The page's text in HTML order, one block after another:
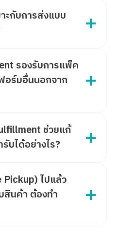
ะกับการส่งแบบ
รองรับการแพ็ค
ร์มอื่นนอกจาก
ช่วยแก้
บได้อย่างไร?
ไปแล้ว
สินค้า ต้องทำ